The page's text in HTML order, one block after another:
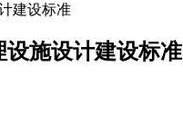
建设标准
设施设计建设标准